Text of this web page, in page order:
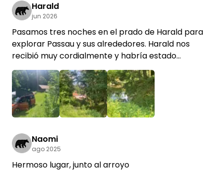
Harald
jun 2026
Pasamos tres noches en el prado de Harald para
explorar Passau y sus alrededores. Harald nos
recibió muy cordialmente y habría estado
disponible en todo momento para cualquier duda
que pudiéramos tener. Nos encantó la tranquilidad
del lugar y las «vistas» que ofrece. En la propia
parcela no hay cobertura de móvil, lo cual no nos
molestó. Hay conexión wifi en la casa de Harald, a
instalaciones sanitarias «externas», se puede
acordar con Harald una solución en la casa.
Volveríamos a alojarnos con Harald si estamos
Naomi
ago 2025
Hermoso lugar, junto al arroyo